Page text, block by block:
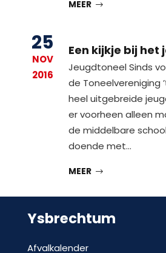
MEER
25
NOV
2016
Een kijkje bij
Jeugdtoneel Sinds
de Toneelvereniging
heel uitgebreide
er voorheen alleen
de middelbare
doende met…
MEER
Ysbrechtum
Afvalkalender